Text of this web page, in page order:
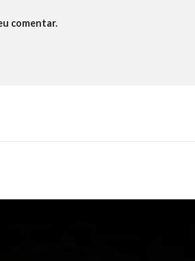
comentar.